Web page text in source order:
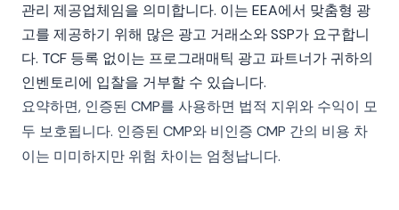
관리 제공업체임을 의미합니다. 이는 EEA에서 맞춤형 광
고를 제공하기 위해 많은 광고 거래소와 SSP가 요구합니
다. TCF 등록 없이는 프로그래매틱 광고 파트너가 귀하의
인벤토리에 입찰을 거부할 수 있습니다.
요약하면, 인증된 CMP를 사용하면 법적 지위와 수익이 모
두 보호됩니다. 인증된 CMP와 비인증 CMP 간의 비용 차
이는 미미하지만 위험 차이는 엄청납니다.